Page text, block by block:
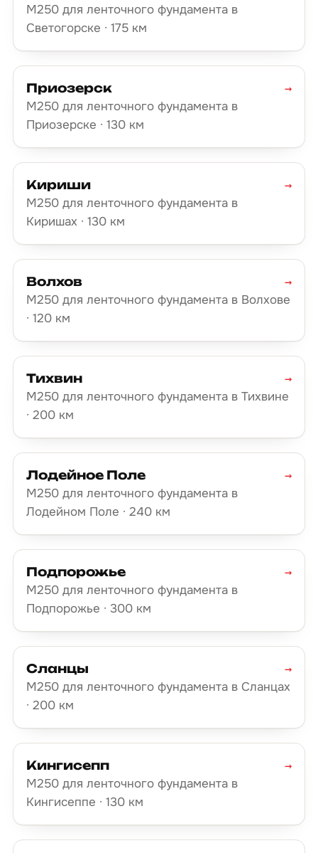
М250 для ленточного фундамента в
Светогорске · 175 км
Приозерск
М250 для ленточного фундамента в
Приозерске · 130 км
→
Кириши
М250 для ленточного фундамента в
Киришах · 130 км
→
Волхов
М250 для ленточного фундамента в Волхове
· 120 км
→
Тихвин
М250 для ленточного фундамента в Тихвине
· 200 км
→
Лодейное Поле
М250 для ленточного фундамента в
Лодейном Поле · 240 км
→
Подпорожье
М250 для ленточного фундамента в
Подпорожье · 300 км
→
Сланцы
М250 для ленточного фундамента в Сланцах
· 200 км
→
Кингисепп
М250 для ленточного фундамента в
Кингисеппе · 130 км
→